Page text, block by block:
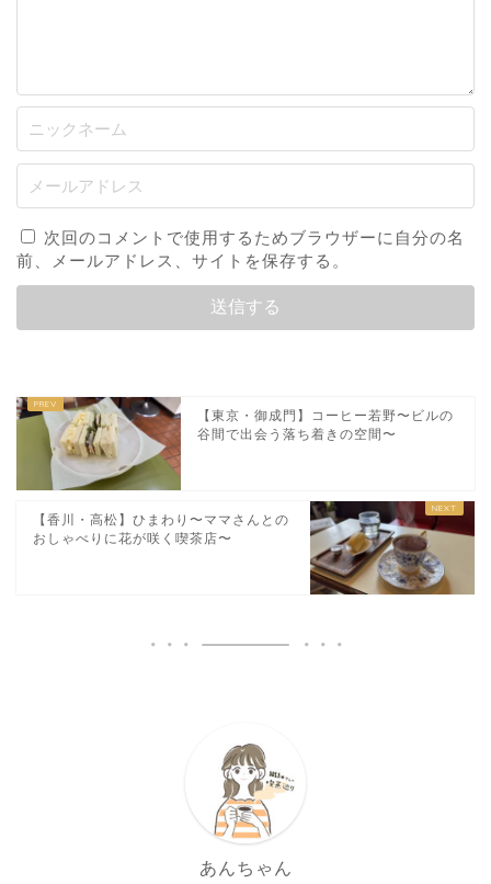
次回のコメントで使用するためブラウザーに自分の名
前、メールアドレス、サイトを保存する。
【東京・御成門】コーヒー若野〜ビルの
谷間で出会う落ち着きの空間〜
【香川・高松】ひまわり〜ママさんとの
おしゃべりに花が咲く喫茶店〜
あんちゃん